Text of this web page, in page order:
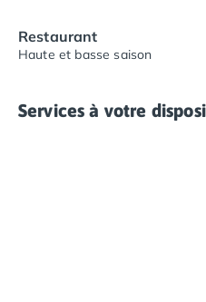
Restaurant
Haute et basse saison
Services à votre